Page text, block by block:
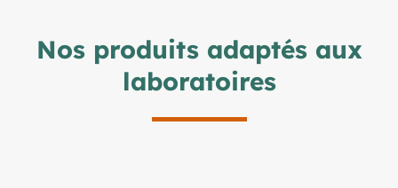
Nos produits adaptés aux
laboratoires